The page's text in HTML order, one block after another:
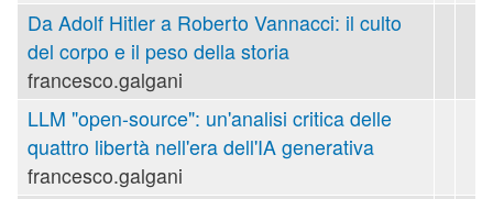
Da Adolf Hitler a Roberto Vannacci: il culto
del corpo e il peso della storia
francesco.galgani
LLM "open-source": un'analisi critica delle
quattro libertà nell'era dell'IA generativa
francesco.galgani